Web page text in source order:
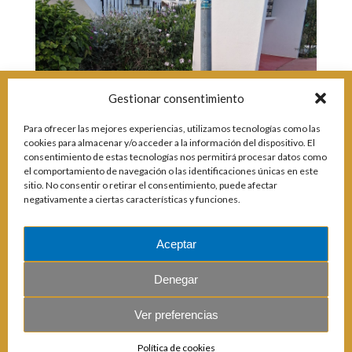
Gestionar consentimiento
Para ofrecer las mejores experiencias, utilizamos tecnologías como las
cookies para almacenar y/o acceder a la información del dispositivo. El
consentimiento de estas tecnologías nos permitirá procesar datos como
el comportamiento de navegación o las identificaciones únicas en este
sitio. No consentir o retirar el consentimiento, puede afectar
negativamente a ciertas características y funciones.
Aceptar
Denegar
Ver preferencias
Política de cookies
Incidencias
Incidencias
App Gecor
OCIO Y CURIOSIDADES DE SITIO DE CALAHONDA
Historia de Sitio de Calahonda
Club de Golf La Siesta
Centros Comerciales
La Iglesia de San Miguel
La Ermita de Calahonda
Parque España
Parque Calahonda
Ruta de árboles singulares
Parque Canino
Galería Fotográfica
Calahonda de noche
Centros comerciales
Iglesia de San Miguel
La Ermita de Calahonda
Vivero de Calahonda
Revistas
Buscar:
Calle Monte Paraíso, 6, 29649 Mijas Costa.